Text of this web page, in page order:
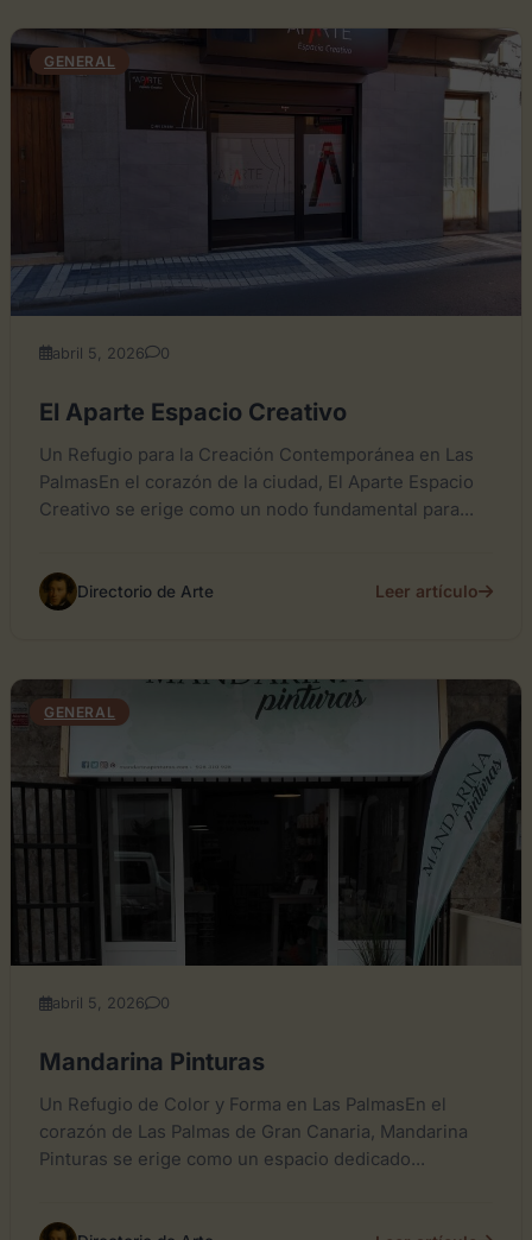
GENERAL
abril 5, 2026 0
El Aparte Espacio Creativo
Un Refugio para la Creación Contemporánea en Las
PalmasEn el corazón de la ciudad, El Aparte Espacio
Creativo se erige como un nodo fundamental para...
Directorio de Arte Leer artículo
GENERAL
abril 5, 2026 0
Mandarina Pinturas
Un Refugio de Color y Forma en Las PalmasEn el
corazón de Las Palmas de Gran Canaria, Mandarina
Pinturas se erige como un espacio dedicado...